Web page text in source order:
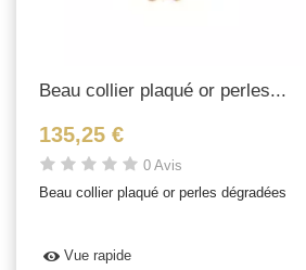
Beau collier plaqué or perles...
135,25 €
0 Avis
Beau collier plaqué or perles dégradées
Vue rapide